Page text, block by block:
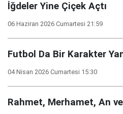
İğdeler Yine Çiçek Açtı
06 Haziran 2026 Cumartesi 21:59
Futbol Da Bir Karakter
04 Nisan 2026 Cumartesi 15:30
Rahmet, Merhamet, An